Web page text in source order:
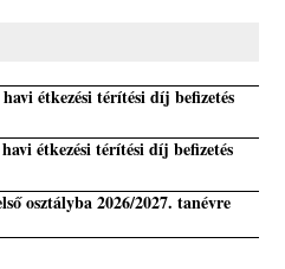
étkezési térítési díj befizetés
étkezési térítési díj befizetés
osztályba 2026/2027. tanévre